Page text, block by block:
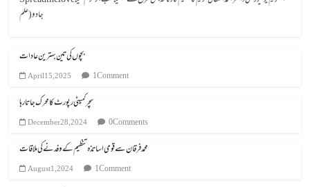
جادو (علم
بچوں کی تین بہترین عادات
April 15, 2025 1 Comment
سچر کمیٹی رپورٹ کا محرک جاتا رہا
December 28, 2024 0 Comments
محمد فرقان سے قومی اساتذہ تنظیم کے وفد نے کی ملاقات
August 1, 2024 1 Comment